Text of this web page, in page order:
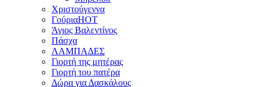
Χριστούγεννα
ΓούριαHOT
Άγιος Βαλεντίνος
Πάσχα
ΛΑΜΠΑΔΕΣ
Γιορτή της μητέρας
Γιορτή του πατέρα
Δώρα για Δασκάλους